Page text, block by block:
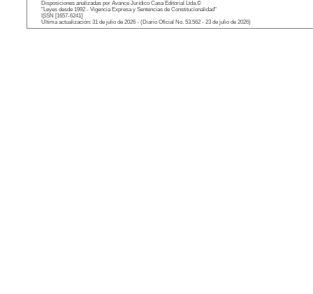
Disposiciones analizadas por Avance Jurídico Casa Editorial Ltda.©
"Leyes desde 1992 - Vigencia Expresa y Sentencias de Constitucionalidad"
ISSN [1657-6241]
Última actualización: 31 de julio de 2026 - (Diario Oficial No. 53.562 - 23 de julio de 2026)